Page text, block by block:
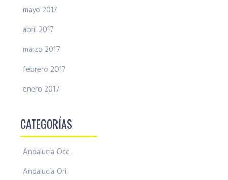
mayo 2017
abril 2017
marzo 2017
febrero 2017
enero 2017
CATEGORÍAS
Andalucía Occ.
Andalucía Ori.